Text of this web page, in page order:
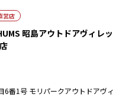
営店
昭島アウトドアヴィレッ
6番1号 モリパークアウトドアヴィ